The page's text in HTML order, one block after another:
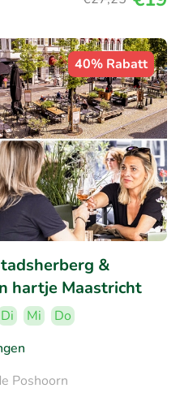
40% Rabatt
&
hartje Maastricht
Di Mi
Do
Poshoorn